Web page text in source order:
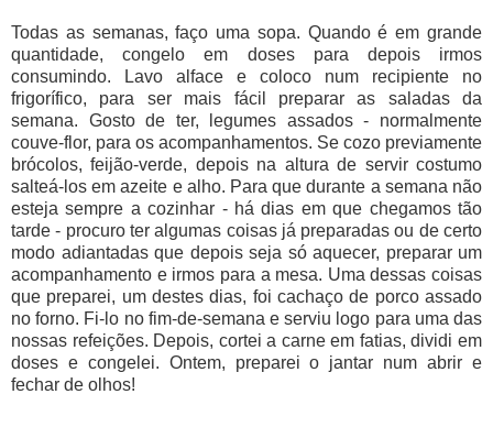
Todas as semanas, faço uma sopa. Quando é em grande
quantidade, congelo em doses para depois irmos
consumindo. Lavo alface e coloco num recipiente no
frigorífico, para ser mais fácil preparar as saladas da
semana. Gosto de ter, legumes assados - normalmente
couve-flor, para os acompanhamentos. Se cozo previamente
brócolos, feijão-verde, depois na altura de servir costumo
salteá-los em azeite e alho. Para que durante a semana não
esteja sempre a cozinhar - há dias em que chegamos tão
tarde - procuro ter algumas coisas já preparadas ou de certo
modo adiantadas que depois seja só aquecer, preparar um
acompanhamento e irmos para a mesa. Uma dessas coisas
que preparei, um destes dias, foi cachaço de porco assado
no forno. Fi-lo no fim-de-semana e serviu logo para uma das
nossas refeições. Depois, cortei a carne em fatias, dividi em
doses e congelei. Ontem, preparei o jantar num abrir e
fechar de olhos!